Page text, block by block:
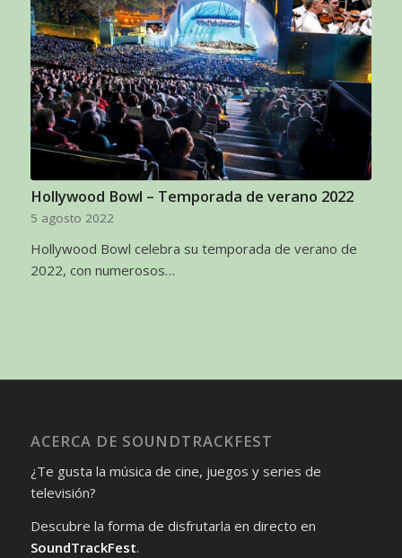
Hollywood Bowl – Temporada de verano 2022
5 agosto 2022
Hollywood Bowl celebra su temporada de verano de
2022, con numerosos…
ACERCA DE SOUNDTRACKFEST
¿Te gusta la música de cine, juegos y series de
televisión?
Descubre la forma de disfrutarla en directo en
SoundTrackFest.